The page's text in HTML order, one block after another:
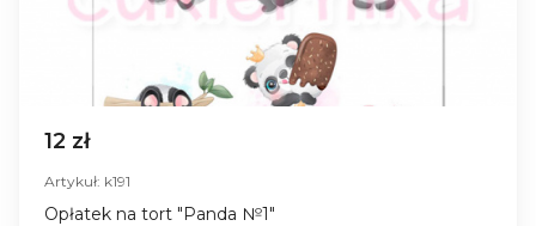
12 zł
Artykuł: k191
Opłatek na tort "Panda №1"